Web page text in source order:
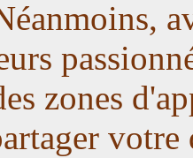
zones
votre